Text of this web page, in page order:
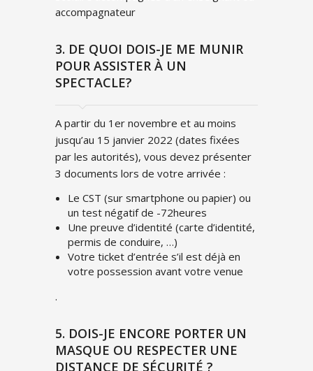
accompagnateur
3. DE QUOI DOIS-JE ME MUNIR
POUR ASSISTER À UN
SPECTACLE?
A partir du 1er novembre et au moins
jusqu’au 15 janvier 2022 (dates fixées
par les autorités), vous devez présenter
3 documents lors de votre arrivée :
Le CST (sur smartphone ou papier) ou
un test négatif de -72heures
Une preuve d’identité (carte d’identité,
permis de conduire, …)
Votre ticket d’entrée s’il est déjà en
votre possession avant votre venue
.
5. DOIS-JE ENCORE PORTER UN
MASQUE OU RESPECTER UNE
DISTANCE DE SÉCURITÉ ?